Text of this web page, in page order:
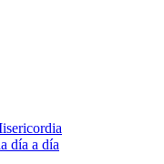
día a día